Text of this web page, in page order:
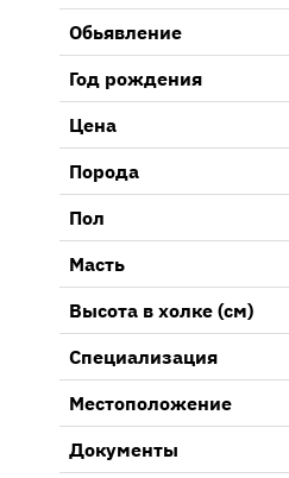
Обьявление
Год рождения
Цена
Порода
Пол
Масть
Высота в холке (см)
Специализация
Местоположение
Документы